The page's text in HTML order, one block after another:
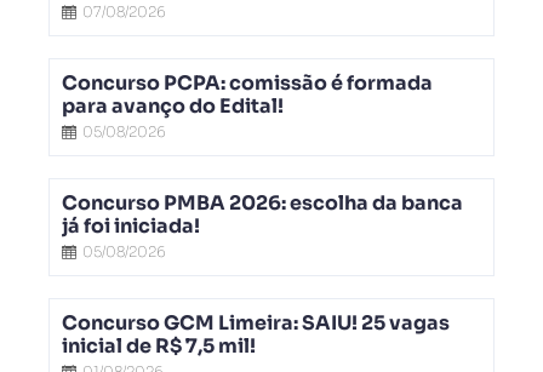
07/08/2026
Concurso PCPA: comissão é formada
para avanço do Edital!
05/08/2026
Concurso PMBA 2026: escolha da banca
já foi iniciada!
05/08/2026
Concurso GCM Limeira: SAIU! 25 vagas
inicial de R$ 7,5 mil!